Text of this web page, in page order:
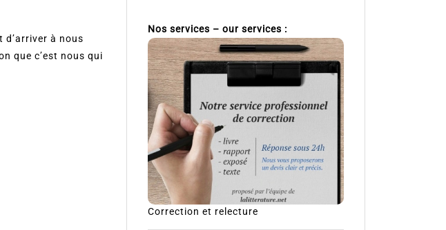
d’arriver à nous
que c’est nous qui
Nos services – our services :
Correction et relecture